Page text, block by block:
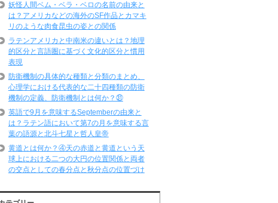
妖怪人間ベム・ベラ・ベロの名前の由来と
は？アメリカなどの海外のSF作品とカマキ
リのような肉食昆虫の姿との関係
ラテンアメリカと中南米の違いとは？地理
的区分と言語圏に基づく文化的区分と慣用
表現
防衛機制の具体的な種類と分類のまとめ、
心理学における代表的な二十四種類の防衛
機制の定義、防衛機制とは何か？㉛
英語で9月を意味するSeptemberの由来と
は？ラテン語において第7の月を意味する言
葉の語源と北斗七星と哲人皇帝
黄道とは何か？④天の赤道と黄道という天
球上における二つの大円の位置関係と両者
の交点としての春分点と秋分点の位置づけ